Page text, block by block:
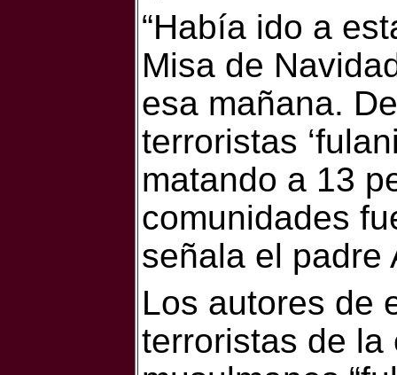
“Había ido a
Misa de
esa mañana.
terroristas
matando a 13
comunidades
señala el padre
Los autores de
terroristas de la